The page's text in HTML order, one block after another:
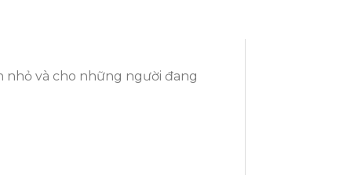
nhỏ và cho những người đang